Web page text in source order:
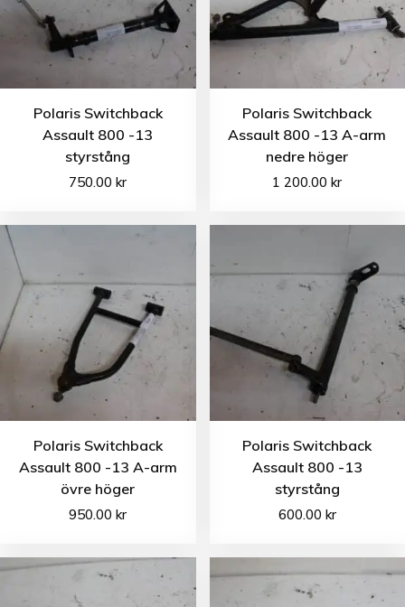
Polaris Switchback
Assault 800 -13
styrstång
750.00kr
Polaris Switchback
Assault 800 -13 A-arm
nedre höger
1 200.00kr
Polaris Switchback
Assault 800 -13 A-arm
övre höger
950.00kr
Polaris Switchback
Assault 800 -13
styrstång
600.00 kr